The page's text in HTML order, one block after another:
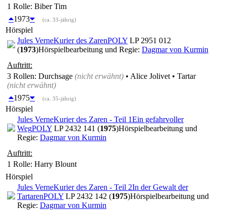
1 Rolle: Biber Tim
1973
(ca. 33-jährig)
Hörspiel
Jules VerneKurier des ZarenPOLY LP 2951 012
(1973)Hörspielbearbeitung und Regie: Dagmar von Kurmin
Auftritt:
3 Rollen: Durchsage (nicht erwähnt) • Alice Jolivet • Tartar
(nicht erwähnt)
1975
(ca. 35-jährig)
Hörspiel
Jules VerneKurier des Zaren - Teil 1Ein gefahrvoller
WegPOLY LP 2432 141 (1975)Hörspielbearbeitung und
Regie: Dagmar von Kurmin
Auftritt:
1 Rolle: Harry Blount
Hörspiel
Jules VerneKurier des Zaren - Teil 2In der Gewalt der
TartarenPOLY LP 2432 142 (1975)Hörspielbearbeitung und
Regie: Dagmar von Kurmin